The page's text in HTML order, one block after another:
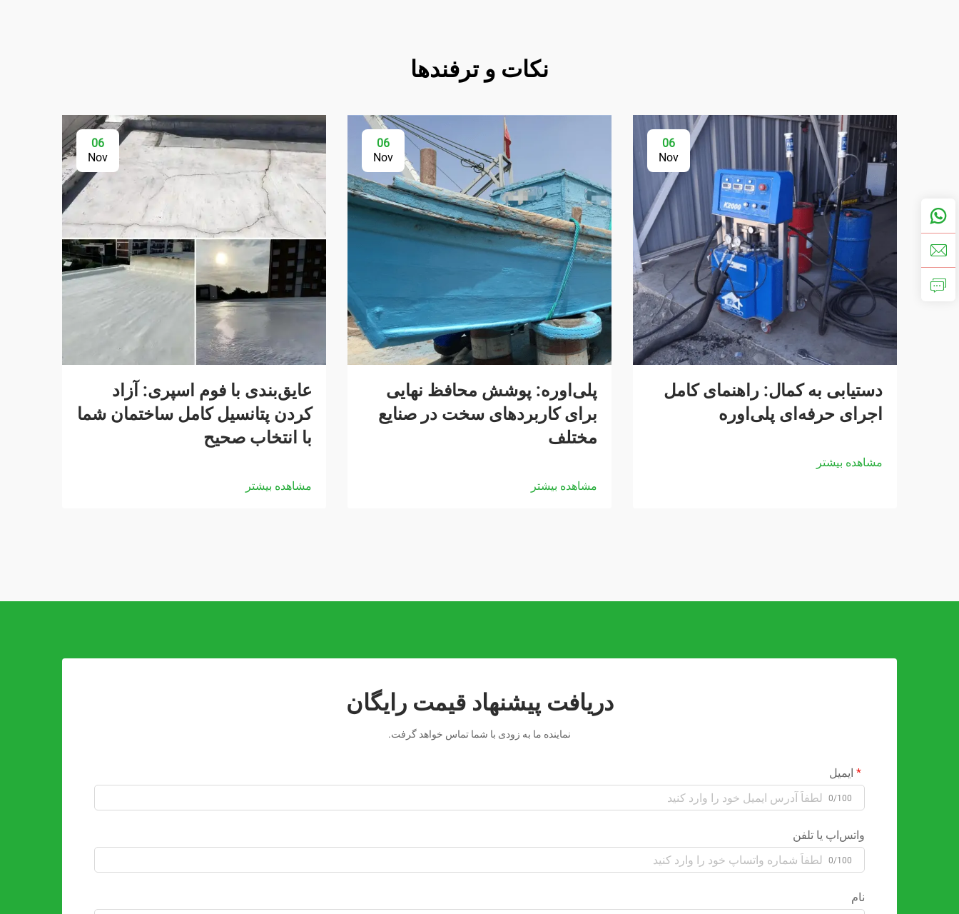
نکات و ترفندها
06
Nov
دستیابی به کمال: راهنمای کامل
اجرای حرفه‌ای پلی‌اوره
مشاهده بیشتر
06
Nov
پلی‌اوره: پوشش محافظ نهایی
برای کاربردهای سخت در صنایع
مختلف
مشاهده بیشتر
06
Nov
عایق‌بندی با فوم اسپری: آزاد
کردن پتانسیل کامل ساختمان شما
با انتخاب صحیح
مشاهده بیشتر
دریافت پیشنهاد قیمت رایگان
نماینده ما به زودی با شما تماس خواهد گرفت.
ایمیل
0/100
واتس‌اپ یا تلفن
0/100
نام